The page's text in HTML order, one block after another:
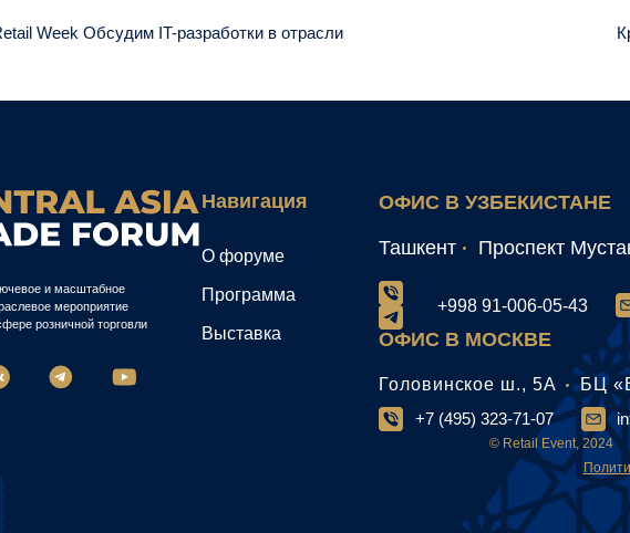
Week Обсудим IT-разработки в отрасли
и масштабное
мероприятие
розничной торговли
Навигация
О форуме
Программа
Выставка
ОФИС В УЗБЕКИСТАНЕ
Ташкент Проспект
+998 91-006-05-43
ОФИС В МОСКВЕ
Головинское ш., 5А
БЦ
+7 (495) 323-71-07
© Retail Event, 2024